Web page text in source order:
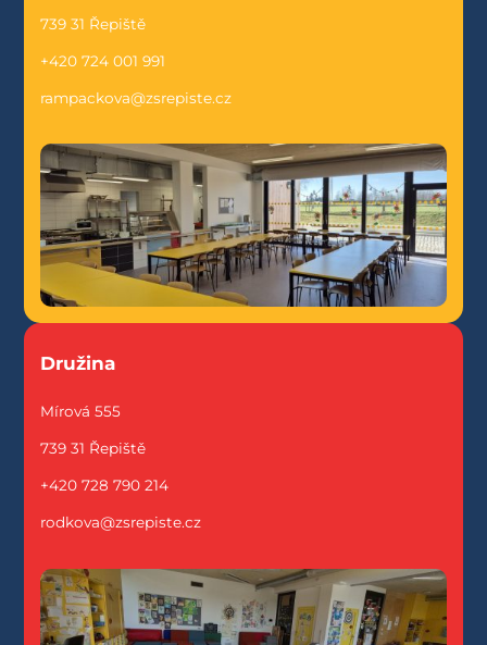
739 31 Řepiště
+420 724 001 991
rampackova@zsrepiste.cz
Družina
Mírová 555
739 31 Řepiště
+420 728 790 214
rodkova@zsrepiste.cz